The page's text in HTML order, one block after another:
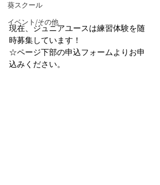
葵スクール
イベント/その他
現在、ジュニアユースは練習体験を随
時募集しています！
☆ページ下部の申込フォームよりお申
込みください。